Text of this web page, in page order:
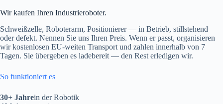
Wir kaufen Ihren Industrieroboter.
Schweißzelle, Roboterarm, Positionierer — in Betrieb, stillstehend
oder defekt. Nennen Sie uns Ihren Preis. Wenn er passt, organisieren
wir kostenlosen EU-weiten Transport und zahlen innerhalb von 7
Tagen. Sie übergeben es ladebereit — den Rest erledigen wir.
So funktioniert es
30+ Jahrein der Robotik